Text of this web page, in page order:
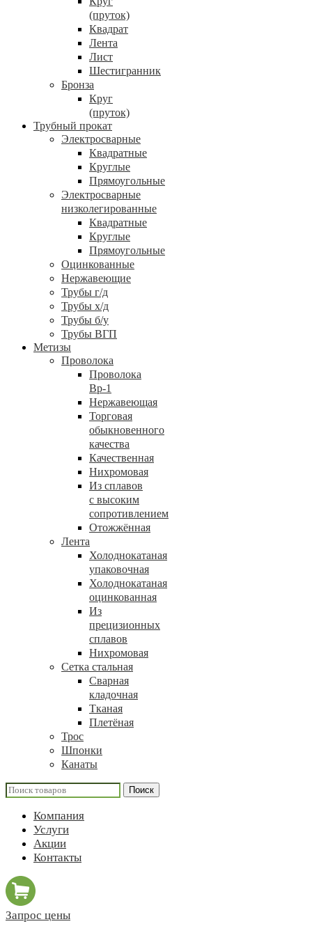
(пруток)
Квадрат
Лента
Лист
Шестигранник
Бронза
Круг
(пруток)
Трубный прокат
Электросварные
Квадратные
Круглые
Прямоугольные
Электросварные
низколегированные
Квадратные
Круглые
Прямоугольные
Оцинкованные
Нержавеющие
Трубы г/д
Трубы х/д
Трубы б/у
Трубы ВГП
Метизы
Проволока
Проволока
Вр-1
Нержавеющая
Торговая
обыкновенного
качества
Качественная
Нихромовая
Из сплавов
с высоким
сопротивлением
Отожжённая
Лента
Холоднокатаная
упаковочная
Холоднокатаная
оцинкованная
Из
прецизионных
сплавов
Нихромовая
Сетка стальная
Сварная
кладочная
Тканая
Плетёная
Трос
Шпонки
Канаты
Поиск
Компания
Услуги
Акции
Контакты
Запрос цены